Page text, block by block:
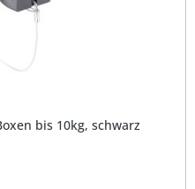
bis 10kg, schwarz